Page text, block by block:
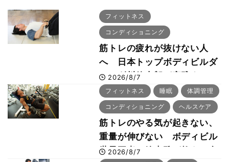
フィットネス
コンディショニング
筋トレの疲れが抜けない人
へ 日本トップボディビルダ
ー・刈川啓志郎が実践する
「回復習慣」
2026/8/7
フィットネス 睡眠 体調管理
コンディショニング ヘルスケア
筋トレのやる気が起きない、
重量が伸びない ボディビル
世界王者・鈴木雅が教える食
2026/8/7